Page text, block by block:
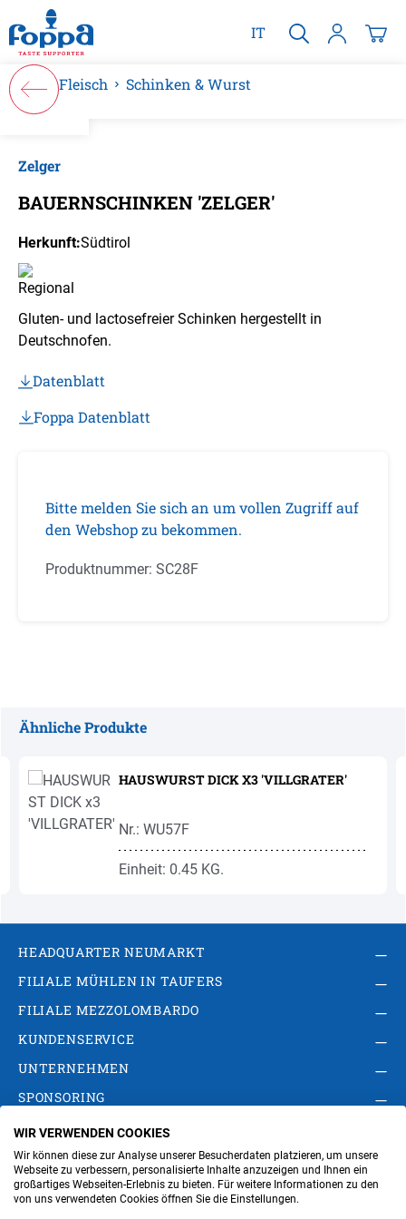
springen
IT
Fleisch Schinken & Wurst
Zelger
BAUERNSCHINKEN 'ZELGER'
Herkunft:Südtirol
Gluten- und lactosefreier Schinken hergestellt in
Deutschnofen.
Datenblatt
Foppa Datenblatt
Bitte melden Sie sich an um vollen Zugriff auf
den Webshop zu bekommen.
Produktnummer: SC28F
Ähnliche Produkte
HAUSWURST DICK X3 'VILLGRATER'
Nr.: WU57F
Einheit: 0.45 KG.
HEADQUARTER NEUMARKT
FILIALE MÜHLEN IN TAUFERS
FILIALE MEZZOLOMBARDO
KUNDENSERVICE
UNTERNEHMEN
SPONSORING
AGB Privacy Policy
Impressum
Cookie-Einstellungen ändern
Verwaltung
WIR VERWENDEN COOKIES
Wir können diese zur Analyse unserer Besucherdaten platzieren, um unsere
Webseite zu verbessern, personalisierte Inhalte anzuzeigen und Ihnen ein
großartiges Webseiten-Erlebnis zu bieten. Für weitere Informationen zu den
von uns verwendeten Cookies öffnen Sie die Einstellungen.